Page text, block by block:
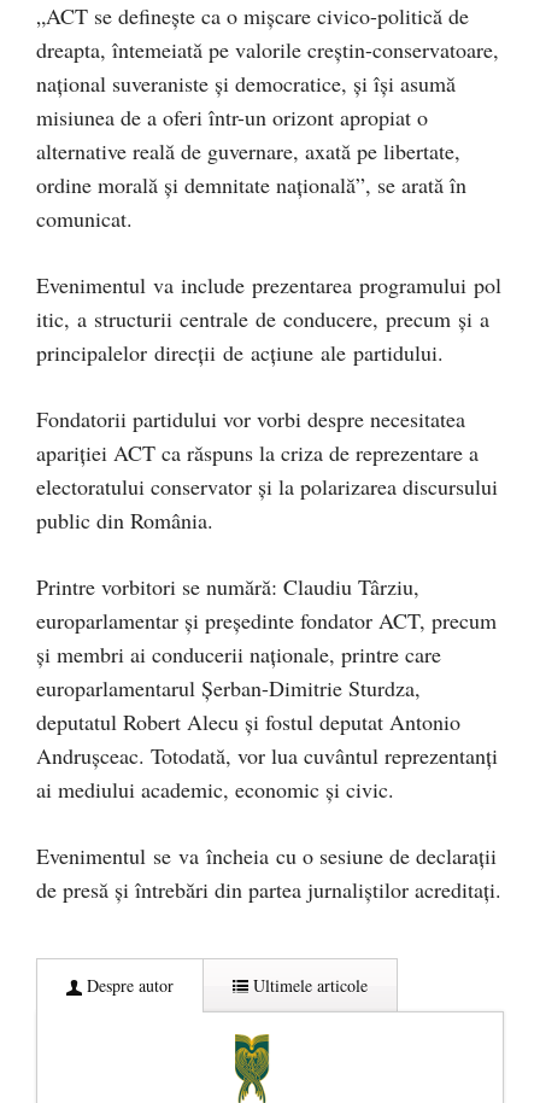
„ACT se definește ca o mișcare civico-politică de
dreapta, întemeiată pe valorile creștin-conservatoare,
național suveraniste și democratice, și își asumă
misiunea de a oferi într-un orizont apropiat o
alternative reală de guvernare, axată pe libertate,
ordine morală și demnitate națională”, se arată în
comunicat.
Evenimentul va include prezentarea programului pol
itic, a structurii centrale de conducere, precum și a
principalelor direcții de acțiune ale partidului.
Fondatorii partidului vor vorbi despre necesitatea
apariției ACT ca răspuns la criza de reprezentare a
electoratului conservator și la polarizarea discursului
public din România.
Printre vorbitori se numără: Claudiu Târziu,
europarlamentar și președinte fondator ACT, precum
și membri ai conducerii naționale, printre care
europarlamentarul Șerban-Dimitrie Sturdza,
deputatul Robert Alecu și fostul deputat Antonio
Andrușceac. Totodată, vor lua cuvântul reprezentanți
ai mediului academic, economic și civic.
Evenimentul se va încheia cu o sesiune de declarații
de presă și întrebări din partea jurnaliștilor acreditați.
Despre autor Ultimele articole